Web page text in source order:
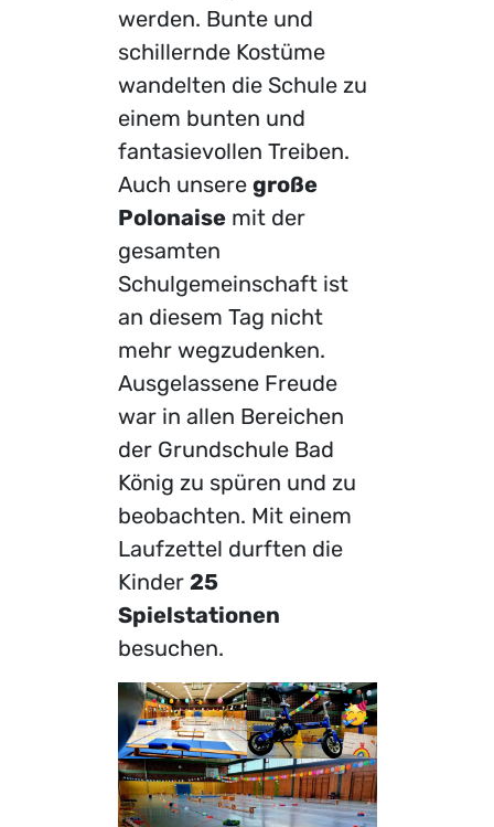
werden. Bunte und
schillernde Kostüme
wandelten die Schule zu
einem bunten und
fantasievollen Treiben.
Auch unsere große
Polonaisemit der
gesamten
Schulgemeinschaft ist
an diesem Tag nicht
mehr wegzudenken.
Ausgelassene Freude
war in allen Bereichen
der Grundschule Bad
König zu spüren und zu
beobachten. Mit einem
Laufzettel durften die
Kinder 25
Spielstationen
besuchen.